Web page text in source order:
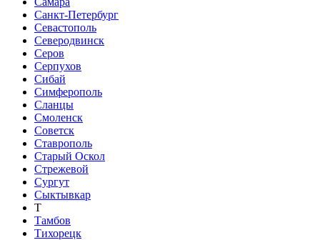
Санкт-Петербург
Севастополь
Северодвинск
Серов
Серпухов
Сибай
Симферополь
Сланцы
Смоленск
Советск
Ставрополь
Старый Оскол
Стрежевой
Сургут
Сыктывкар
Т
Тамбов
Тихорецк